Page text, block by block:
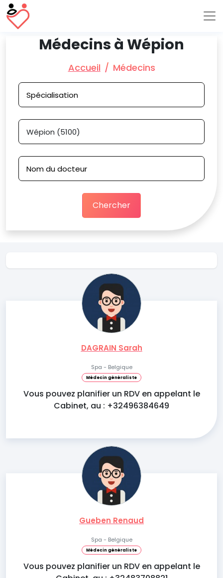
Médecins à Wépion
Accueil Médecins
Chercher
DAGRAIN Sarah
Spa - Belgique
Médecin généraliste
Vous pouvez planifier un RDV en appelant le
Cabinet, au : +32496384649
Gueben Renaud
Spa - Belgique
Médecin généraliste
Vous pouvez planifier un RDV en appelant le